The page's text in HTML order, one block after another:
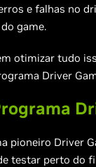
e falhas no
game.
otimizar tudo
Driver
pioneiro Driver
testar perto do